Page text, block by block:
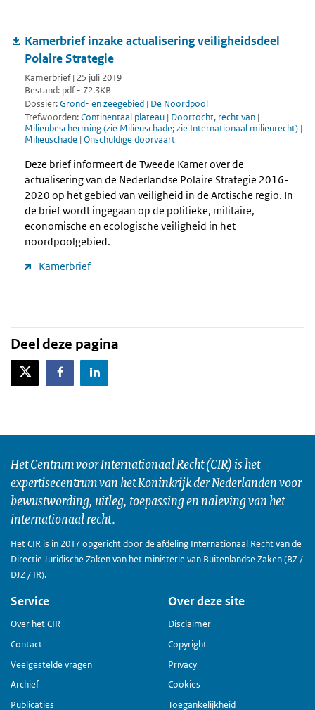
Kamerbrief inzake actualisering veiligheidsdeel
Polaire Strategie
Kamerbrief | 25 juli 2019
Bestand: pdf - 72.3KB
Dossier:Grond- en zeegebied | De Noordpool
Trefwoorden:Continentaal plateau | Doortocht, recht van |
Milieubescherming (zie Milieuschade; zie Internationaal milieurecht) |
Milieuschade | Onschuldige doorvaart
Deze brief informeert de Tweede Kamer over de
actualisering van de Nederlandse Polaire Strategie 2016-
2020 op het gebied van veiligheid in de Arctische regio. In
de brief wordt ingegaan op de politieke, militaire,
economische en ecologische veiligheid in het
noordpoolgebied.
Kamerbrief
Deel deze pagina
X-TwitterFacebookLinkedIn
Het Centrum voor Internationaal Recht (CIR) is het
expertisecentrum van het Koninkrijk der Nederlanden voor
bewustwording, uitleg, toepassing en naleving van het
internationaal recht.
Het CIR is in 2017 opgericht door de afdeling Internationaal Recht van de
Directie Juridische Zaken van het ministerie van Buitenlandse Zaken (BZ /
DJZ / IR).
Service
Over het CIR
Contact
Veelgestelde vragen
Archief
Publicaties
Over deze site
Disclaimer
Copyright
Privacy
Cookies
Toegankelijkheid